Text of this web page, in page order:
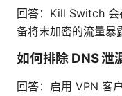
回答：Kill Switch 会
备将未加密的流量暴
如何排除 DNS 泄
回答：启用 VPN 客